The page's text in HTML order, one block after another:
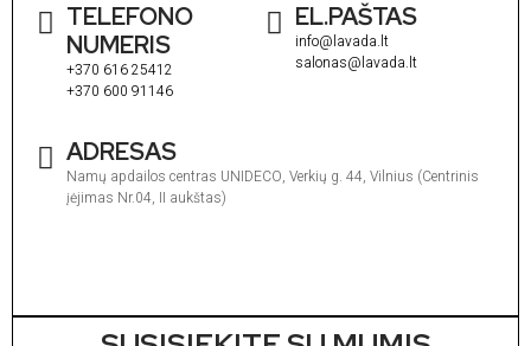
TELEFONO
NUMERIS
+370 616 25412
+370 600 91146
EL.PAŠTAS
info@lavada.lt
salonas@lavada.lt
ADRESAS
Namų apdailos centras UNIDECO, Verkių g. 44, Vilnius (Centrinis
įėjimas Nr.04, II aukštas)